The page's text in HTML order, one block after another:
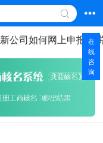
新公司如何网上申报纳
在
线
咨
询